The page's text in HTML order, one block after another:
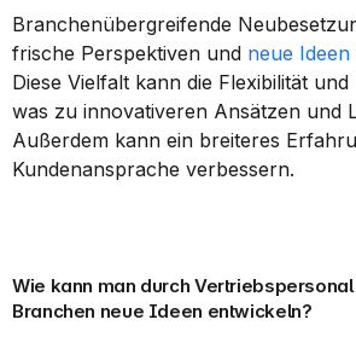
Branchenübergreifende
frische Perspektiven und neue Ideen
Diese Vielfalt kann die Flexibilität
was zu innovativeren Ansätzen und
Außerdem kann ein breiteres
Kundenansprache verbessern.
Wie kann man durch
Branchen neue Ideen entwickeln?